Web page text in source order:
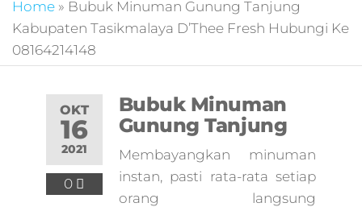
smm,media
digital,jasa digital
digital marketing
murah,marketing
page marketing
digital,digital
marketing untuk
Home » Bubuk Minuman Gunung Tanjung
Kabupaten Tasikmalaya D’Thee Fresh Hubungi Ke
08164214148
OKT
16
2021
0
Bubuk Minuman
Gunung Tanjung
Membayangkan minuman
instan, pasti rata-rata setiap
orang langsung